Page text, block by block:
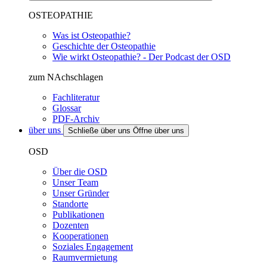
OSTEOPATHIE
Was ist Osteopathie?
Geschichte der Osteopathie
Wie wirkt Osteopathie? - Der Podcast der OSD
zum NAchschlagen
Fachliteratur
Glossar
PDF-Archiv
über uns
Schließe über uns Öffne über uns
OSD
Über die OSD
Unser Team
Unser Gründer
Standorte
Publikationen
Dozenten
Kooperationen
Soziales Engagement
Raumvermietung